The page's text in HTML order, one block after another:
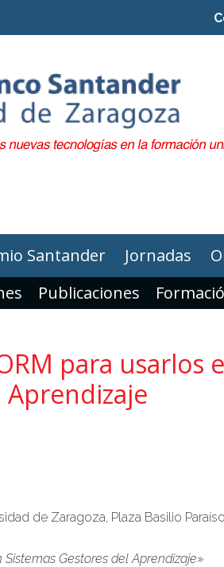
Santander Jornadas
Publicaciones
para usarlos
Aprendizaje
de Zaragoza, Plaza Basilio
Gestores del Aprendizaje»